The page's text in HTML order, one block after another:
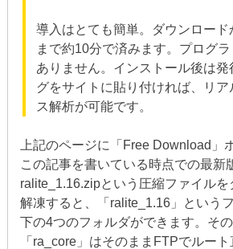
導入はとても簡単。ダウンロー
まで約10分で済みます。プログ
ありません。インストール後は発
グをサイトに貼り付ければ、リ
ス解析が可能です。
上記のページに「Free Download」
この記事を書いている時点での最新
ralite_1.16.zipという圧縮ファイルを
解凍すると、「ralite_1.16」という
下の4つのフォルダができます。そ
「ra_core」はそのままFTPでルート